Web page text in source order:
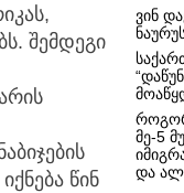
შემდეგი
წინ
ვინ
მე-5
და